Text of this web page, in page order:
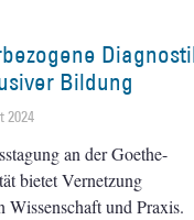
Bildung
2024
an der Goethe-
bietet Vernetzung
Wissenschaft und Praxis.